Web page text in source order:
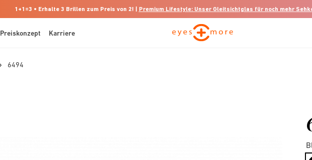
1+1=3 • Erhalte 3 Brillen zum Preis von 2! | Premium Lifestyle: Unser Gleitsichtglas für noch mehr
Preiskonzept Karriere
6494